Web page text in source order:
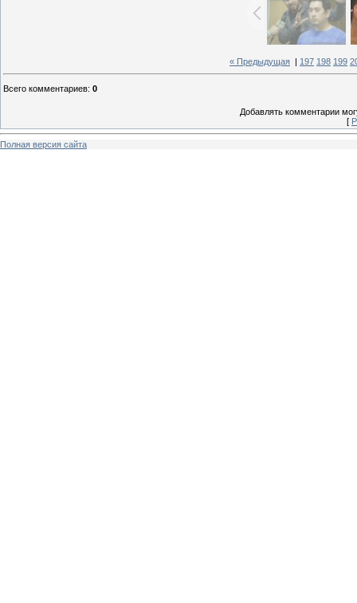
« Предыдущая 197 198 199
Всего комментариев: 0
Добавлять комментарии
[
Полная версия сайта